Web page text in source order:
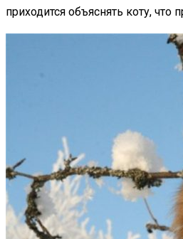
приходится объяснять коту, что